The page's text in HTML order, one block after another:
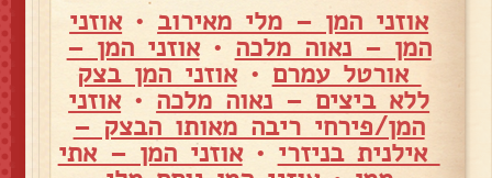
אוזני המן – מלי מאירוב •אוזני
המן – נאוה מלכה •אוזני המן –
אורטל עמרם •אוזני המן בצק
ללא ביצים – נאוה מלכה •אוזני
המן/פירחי ריבה מאותו הבצק –
אילנית בניזרי •אוזני המן – אתי